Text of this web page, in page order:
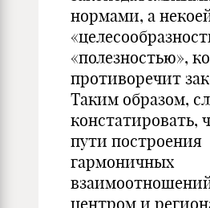
нормами, а
«полезностью»,
противоречит
Таким образом,
констатировать,
пути построения
гармоничных
центром и